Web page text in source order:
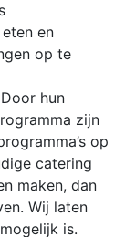
en
op te
hun
zijn
op
catering
maken, dan
Wij laten
is.